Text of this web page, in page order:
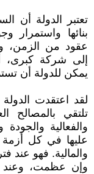
تعتبر الدولة أن
بنائها واستمرار
عقود من الزمن،
إلى شركة كبرى،
يمكن للدولة أن
لقد اعتقدت
تلتقي بالمصالح
والفعالية
عليها في كل أزمة
والمالية. فهو عند
وإن عظمت، وعند